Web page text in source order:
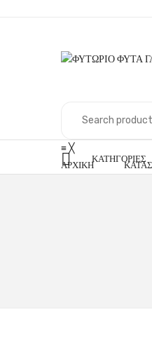
ΚΑΤΗΓΟΡΊΕΣ
≡╳
ΑΡΧΙΚΉ